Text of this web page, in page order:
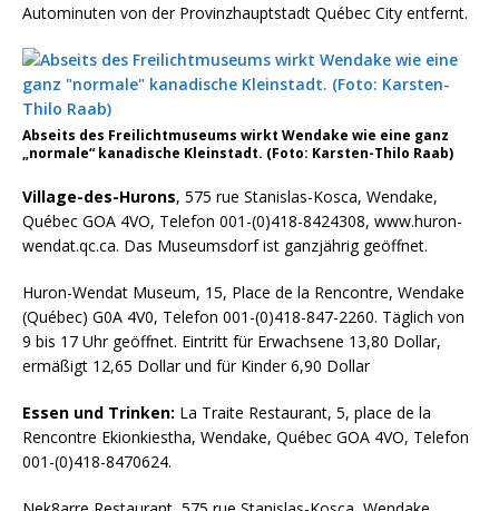
Autominuten von der Provinzhauptstadt Québec City entfernt.
Abseits des Freilichtmuseums wirkt Wendake wie eine ganz
„normale“ kanadische Kleinstadt. (Foto: Karsten-Thilo Raab)
Village-des-Hurons, 575 rue Stanislas-Kosca, Wendake,
Québec GOA 4VO, Telefon 001-(0)418-8424308, www.huron-
wendat.qc.ca. Das Museumsdorf ist ganzjährig geöffnet.
Huron-Wendat Museum, 15, Place de la Rencontre, Wendake
(Québec) G0A 4V0, Telefon 001-(0)418-847-2260. Täglich von
9 bis 17 Uhr geöffnet. Eintritt für Erwachsene 13,80 Dollar,
ermäßigt 12,65 Dollar und für Kinder 6,90 Dollar
Essen und Trinken: La Traite Restaurant, 5, place de la
Rencontre Ekionkiestha, Wendake, Québec GOA 4VO, Telefon
001-(0)418-8470624.